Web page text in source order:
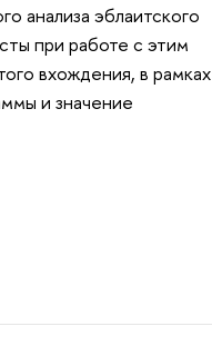
анализа эблаитского
при работе с этим
вхождения, в рамках
и значение